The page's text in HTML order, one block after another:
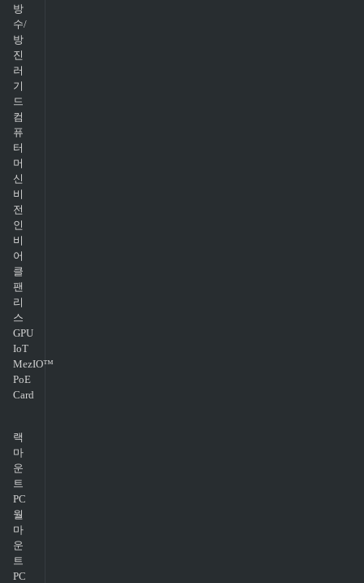
방
수/
방
진
러
기
드
컴
퓨
터
머
신
비
전
인
비
어
클
팬
리
스
GPU
IoT
MezIO™
PoE
Card
랙
마
운
트
PC
월
마
운
트
PC